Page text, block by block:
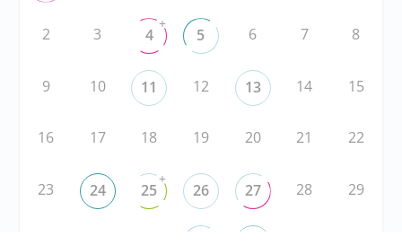
2 3 4
+
5 6 7 8
9 10 11 12 13 14 15
16 17 18 19 20 21 22
23 24 25
+
26 27 28 29